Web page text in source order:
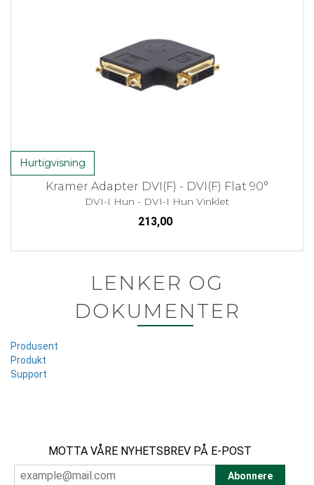
Hurtigvisning
Kramer Adapter DVI(F) - DVI(F) Flat 90°
DVI-I Hun - DVI-I Hun Vinklet
213,00
LENKER OG
DOKUMENTER
Produsent
Produkt
Support
MOTTA VÅRE NYHETSBREV PÅ E-POST